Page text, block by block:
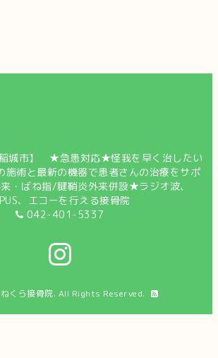
稲城市】 ★急患対応★怪我を早く治したい
施術と最新の機器で患者さんの治療をサポ
・ばね指/腱鞘炎外来併設★ラジオ波、
、エコーを行える接骨院
042-401-5337
くら接骨院. All Rights Reserved.